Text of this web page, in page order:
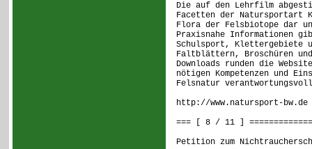
Die auf den Lehrfilm
Facetten der
Flora der Felsbiotope dar
Praxisnahe Informationen
Schulsport, Klettergebiete
Faltblättern, Broschüren
Downloads runden die
nötigen Kompetenzen und
Felsnatur verantwortungsvoll
http://www.natursport-bw.de
=== [ 8 / 11 ]
Petition zum